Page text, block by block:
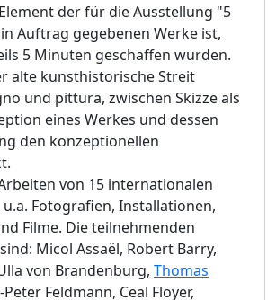
der für die Ausstellung "5
Auftrag gegebenen Werke ist,
5 Minuten geschaffen wurden.
alte kunsthistorische Streit
und pittura, zwischen Skizze als
eines Werkes und dessen
den konzeptionellen
von 15 internationalen
Fotografien, Installationen,
Filme. Die teilnehmenden
Micol Assaël, Robert Barry,
von Brandenburg, Thomas
Peter Feldmann, Ceal Floyer,